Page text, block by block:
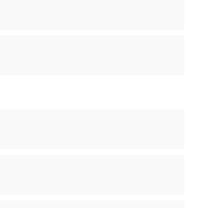
とができます。その
請が本人確認が不可
。 なお、アクセスロ
原則として開示等は